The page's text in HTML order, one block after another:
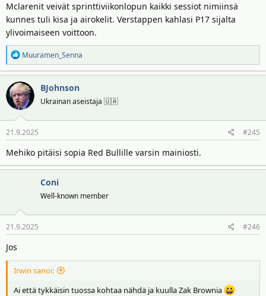
Mclarenit veivät sprinttiviikonlopun kaikki sessiot nimiinsä
kunnes tuli kisa ja airokelit. Verstappen kahlasi P17 sijalta
ylivoimaiseen voittoon.
R
e
a
k
t
i
o
t
Muuramen_Senna
BJohnson
Ukrainan aseistaja 🇺🇦
21.9.2025 #245
Mehiko pitäisi sopia Red Bullille varsin mainiosti.
Coni
Well-known member
21.9.2025 #246
Jos
Irwin sanoi:
Ai että tykkäisin tuossa kohtaa nähdä ja kuulla Zak Brownia